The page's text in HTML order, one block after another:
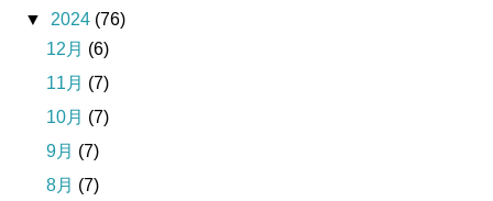
▼ 2024 (76)
12月 (6)
11月 (7)
10月 (7)
9月 (7)
8月 (7)